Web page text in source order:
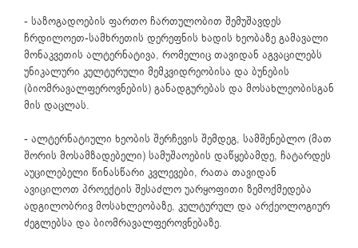
- საზოგადოების ფართო ჩართულობით შემუშავდეს
ჩრდილოეთ-სამხრეთის დერეფნის ხადის ხეობაზე გამავალი
მონაკვეთის ალტერნატივა, რომელიც თავიდან აგვაცილებს
უნიკალური კულტურული მემკვიდრეობისა და ბუნების
(ბიომრავალფეროვნების) განადგურებას და მოსახლეობისგან
მის დაცლას.
- ალტერნატიული ხეობის შერჩევის შემდეგ, სამშენებლო (მათ
შორის მოსამზადებელი) სამუშაოების დაწყებამდე, ჩატარდეს
აუცილებელი წინასწარი კვლევები, რათა თავიდან
ავიცილოთ პროექტის შესაძლო უარყოფითი ზემოქმედება
ადგილობრივ მოსახლეობაზე, კულტურულ და არქეოლოგიურ
ძეგლებსა და ბიომრავალფეროვნებაზე.